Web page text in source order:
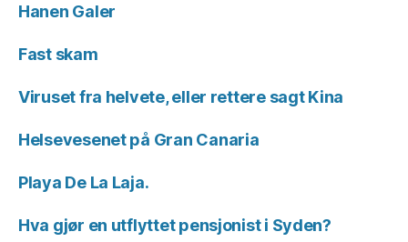
Hanen Galer
Fast skam
Viruset fra helvete, eller rettere sagt Kina
Helsevesenet på Gran Canaria
Playa De La Laja.
Hva gjør en utflyttet pensjonist i Syden?